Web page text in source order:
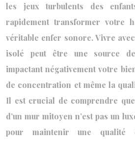
les jeux turbulents des
rapidement transformer votre
véritable enfer sonore. Vivre
isolé peut être une source
impactant négativement votre
de concentration et même la
Il est crucial de comprendre
d’un mur mitoyen n’est pas un
pour maintenir une qualité